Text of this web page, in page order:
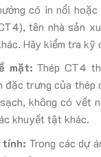
có in nổi
tên nhà sản
Hãy kiểm tra kỹ
mặt:Thép CT4
đặc trưng của thép
không có vết
khuyết tật khác.
tính: Trong các dự